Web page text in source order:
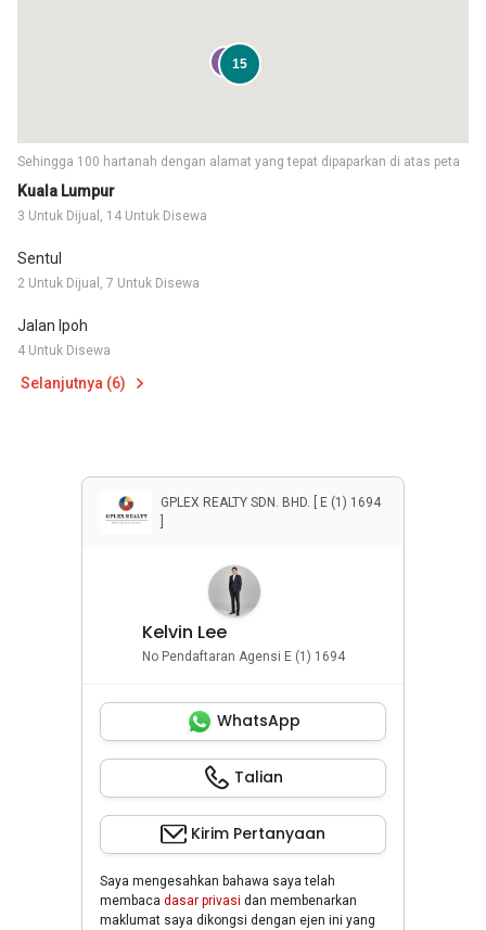
Kuala Lumpur
3 Untuk Dijual, 14 Untuk Disewa
Sentul
2 Untuk Dijual, 7 Untuk Disewa
Jalan Ipoh
4 Untuk Disewa
Selanjutnya (6)
Sehingga 100 hartanah dengan alamat yang tepat dipaparkan di atas peta
5 15
GPLEX REALTY SDN. BHD. [ E (1) 1694
Kelvin Lee
No Pendaftaran Agensi E (1) 1694
WhatsApp
Talian
Kirim Pertanyaan
Saya mengesahkan bahawa saya telah
membaca dasar privasi dan membenarkan
maklumat saya dikongsi dengan ejen ini yang